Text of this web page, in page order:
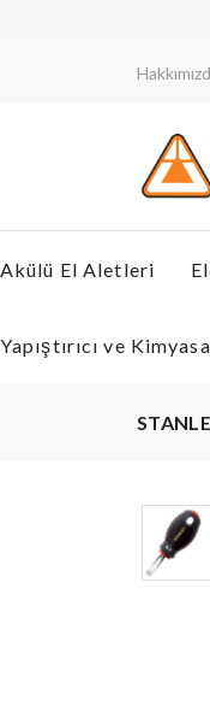
Akülü El Aletleri
Yapıştırıcı ve